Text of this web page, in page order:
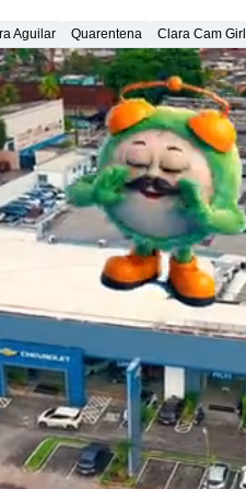
Aguilar Quarentena Clara Cam Girl